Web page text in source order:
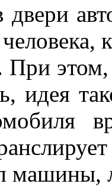
этом,
идея
машины,